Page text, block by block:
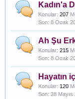
Kadın'a
Konular: 207
8 Ocak
Ah Şu
Konular: 215
8 Ocak
Hayatın
Konular: 120
28 Mayıs